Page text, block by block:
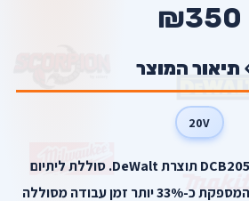
₪350
תיאור המוצר
20V
סוללה 5AH 20V דגם DCB205 תוצרת DeWalt. סוללת ליתיום
קומפקטית מסדרת XR המספקת כ-33% יותר זמן עבודה מסוללה